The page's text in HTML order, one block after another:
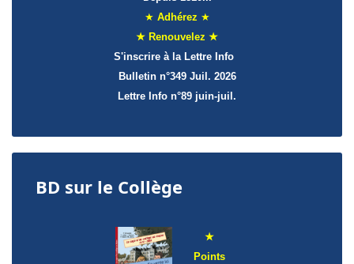
★ Adhérez ★
★ Renouvelez ★
S'inscrire à la Lettre Info
Bulletin n°349 Juil. 2026
Lettre Info n°89 juin-juil.
BD sur le Collège
★
Points